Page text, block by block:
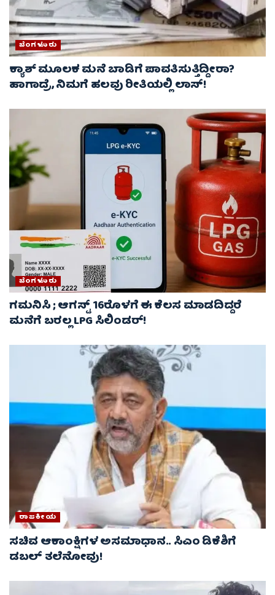
ಬೆಂಗಳೂರು
ಕ್ಯಾಶ್ ಮೂಲಕ ಮನೆ ಬಾಡಿಗೆ ಪಾವತಿಸುತ್ತಿದ್ದೀರಾ?
ಹಾಗಾದ್ರೆ, ನಿಮಗೆ ಹಲವು ರೀತಿಯಲ್ಲಿ ಲಾಸ್!
ಬೆಂಗಳೂರು
ಗಮನಿಸಿ ; ಆಗಸ್ಟ್ 16ರೊಳಗೆ ಈ ಕೆಲಸ ಮಾಡದಿದ್ದರೆ
ಮನೆಗೆ ಬರಲ್ಲ LPG ಸಿಲಿಂಡರ್!
ರಾಜಕೀಯ
ಸಚಿವ ಆಕಾಂಕ್ಷಿಗಳ ಅಸಮಾಧಾನ.. ಸಿಎಂ ಡಿಕೆಶಿಗೆ
ಡಬಲ್ ತಲೆನೋವು!